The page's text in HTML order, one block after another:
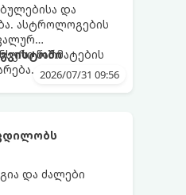
და
ასტროლოგების
წარმატების
2026/07/31 09:56
და ძალები